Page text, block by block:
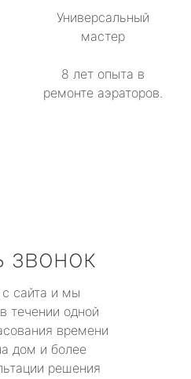
Универсальный
мастер
8 лет опыта в
ремонте аэраторов.
звонок
сайта и мы
течении одной
времени
дом и более
решения